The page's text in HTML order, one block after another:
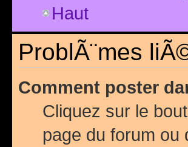
Haut
ProblÃ¨mes
Comment poster
Cliquez sur le
page du forum ou